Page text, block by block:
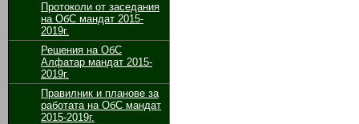
Протоколи от заседания
на ОбС мандат 2015-
2019г.
Решения на ОбС
Алфатар мандат 2015-
2019г.
Правилник и планове за
работата на ОбС мандат
2015-2019г.